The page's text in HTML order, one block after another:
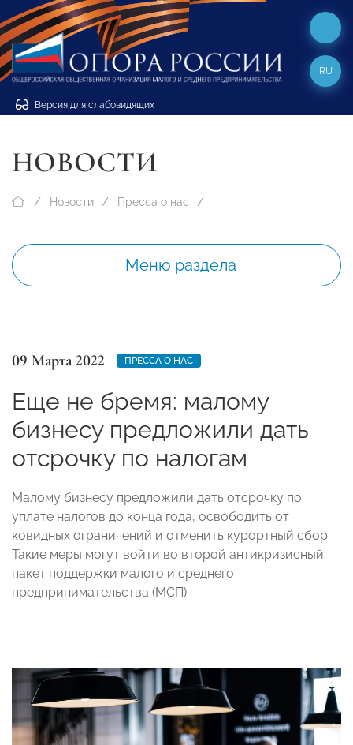
Версия для слабовидящих
RU
НОВОСТИ
Новости Пресса о нас
Меню раздела
09 Марта 2022 ПРЕССА О НАС
Еще не бремя: малому
бизнесу предложили дать
отсрочку по налогам
Малому бизнесу предложили дать отсрочку по
уплате налогов до конца года, освободить от
ковидных ограничений и отменить курортный сбор.
Такие меры могут войти во второй антикризисный
пакет поддержки малого и среднего
предпринимательства (МСП).